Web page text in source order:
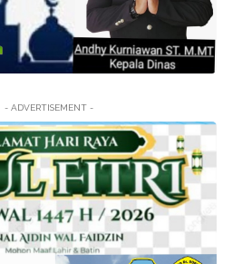
- ADVERTISEMENT -